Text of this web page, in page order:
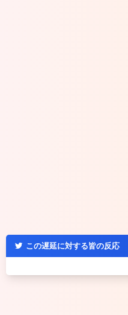
この遅延に対する皆の反応